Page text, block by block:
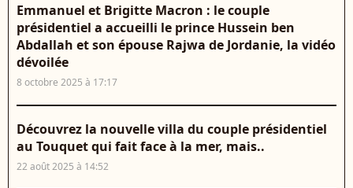
Emmanuel et Brigitte Macron : le couple
présidentiel a accueilli le prince Hussein ben
Abdallah et son épouse Rajwa de Jordanie, la vidéo
dévoilée
8 octobre 2025 à 17:17
Découvrez la nouvelle villa du couple présidentiel
au Touquet qui fait face à la mer, mais..
22 août 2025 à 14:52